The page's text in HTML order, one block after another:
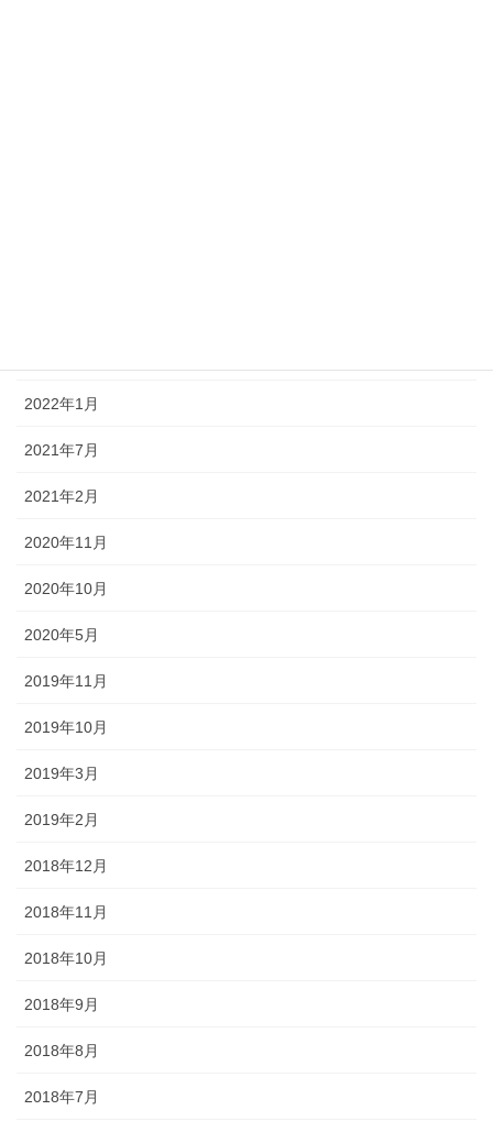
2022年1月
2021年7月
2021年2月
2020年11月
2020年10月
2020年5月
2019年11月
2019年10月
2019年3月
2019年2月
2018年12月
2018年11月
2018年10月
2018年9月
2018年8月
2018年7月